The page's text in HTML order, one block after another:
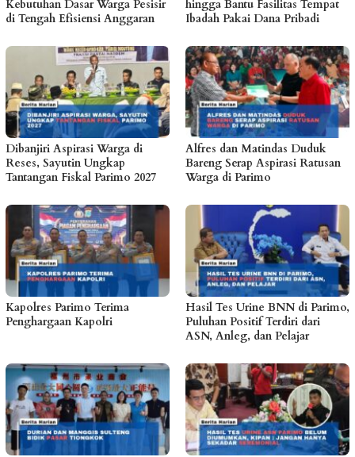
Kebutuhan Dasar Warga Pesisir
di Tengah Efisiensi Anggaran
hingga Bantu Fasilitas Tempat
Ibadah Pakai Dana Pribadi
Dibanjiri Aspirasi Warga di
Reses, Sayutin Ungkap
Tantangan Fiskal Parimo 2027
Alfres dan Matindas Duduk
Bareng Serap Aspirasi Ratusan
Warga di Parimo
Kapolres Parimo Terima
Penghargaan Kapolri
Hasil Tes Urine BNN di Parimo,
Puluhan Positif Terdiri dari
ASN, Anleg, dan Pelajar